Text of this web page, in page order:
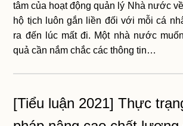
tâm của hoạt động quản lý Nhà nước
hộ tịch luôn gắn liền đối với mỗi cá
ra đến lúc mất đi. Một nhà nước
quả cần nắm chắc các thông tin…
[Tiểu luận 2021] Thực